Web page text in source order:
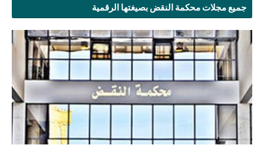
جميع مجلات محكمة النقض بصيغتها الرقمية